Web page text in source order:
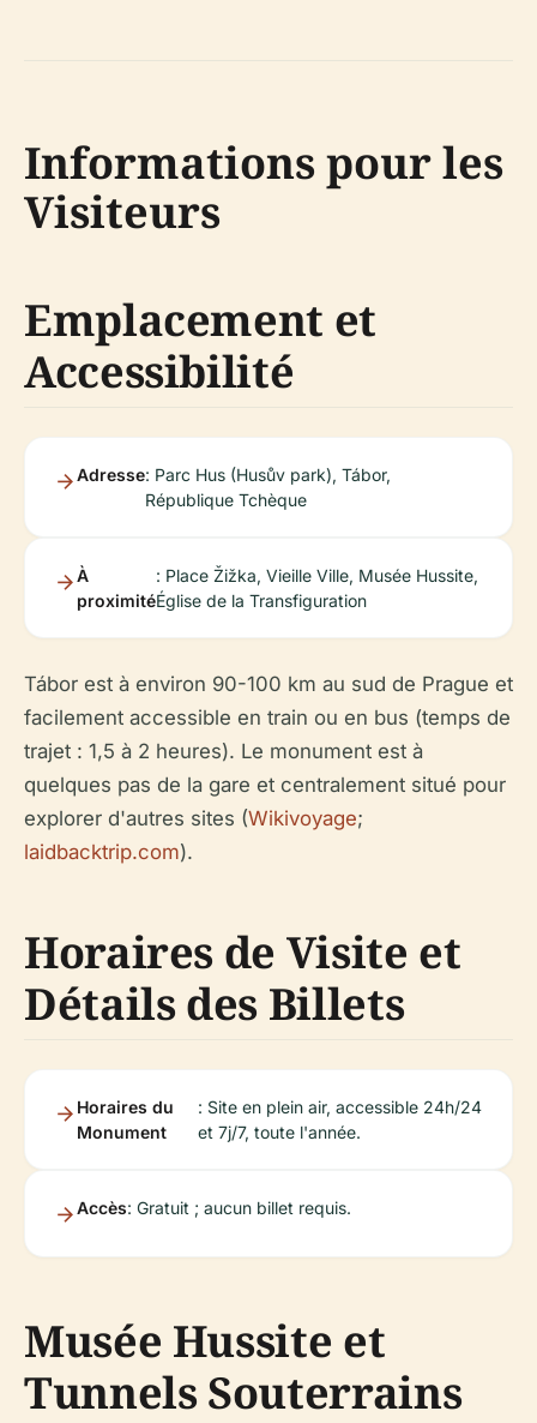
Informations pour les
Visiteurs
Emplacement et
Accessibilité
Adresse: Parc Hus (Husův park), Tábor,
République Tchèque
À
proximité
: Place Žižka, Vieille Ville, Musée Hussite,
Église de la Transfiguration
Tábor est à environ 90-100 km au sud de Prague et
facilement accessible en train ou en bus (temps de
trajet : 1,5 à 2 heures). Le monument est à
quelques pas de la gare et centralement situé pour
explorer d'autres sites (Wikivoyage;
laidbacktrip.com).
Horaires de Visite et
Détails des Billets
Horaires du
Monument
: Site en plein air, accessible 24h/24
et 7j/7, toute l'année.
Accès: Gratuit ; aucun billet requis.
Musée Hussite et
Tunnels Souterrains